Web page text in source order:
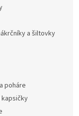
a šiltovky
poháre